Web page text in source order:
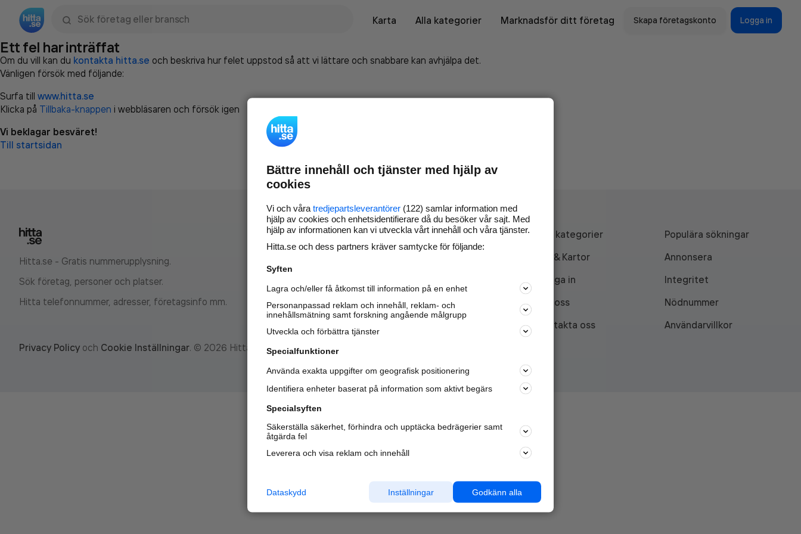
Karta
Alla kategorier Marknadsför ditt företag Skapa företagskonto Logga in
Ett fel har inträffat
Om du vill kan du kontakta hitta.se och beskriva hur felet uppstod så att vi lättare och snabbare kan avhjälpa det.
Vänligen försök med följande:
Surfa till www.hitta.se
Klicka på Tillbaka-knappen i webbläsaren och försök igen
Vi beklagar besväret!
Till startsidan
Hitta.se - Gratis nummerupplysning.
Sök företag, personer och platser.
Hitta telefonnummer, adresser, företagsinfo mm.
Marknadsför företaget på
nya kunder och
samarbetspartners nära dig.
Läs mer här
Alla kategorier
Populära sökningar
API & Kartor
Annonsera
Logga in
Integritet
Om oss
Nödnummer
Kontakta oss
Användarvillkor
Privacy Policy och Cookie Inställningar. © 2026 Hitta.se
Bättre innehåll och tjänster med hjälp av
cookies
Vi och våra tredjepartsleverantörer (122) samlar information med
hjälp av cookies och enhetsidentifierare då du besöker vår sajt. Med
hjälp av informationen kan vi utveckla vårt innehåll och våra tjänster.
Hitta.se och dess partners kräver samtycke för följande:
Syften
Lagra och/eller få åtkomst till information på en enhet
Personanpassad reklam och innehåll, reklam- och
innehållsmätning samt forskning angående målgrupp
Utveckla och förbättra tjänster
Specialfunktioner
Använda exakta uppgifter om geografisk positionering
Identifiera enheter baserat på information som aktivt begärs
Specialsyften
Säkerställa säkerhet, förhindra och upptäcka bedrägerier samt
åtgärda fel
Leverera och visa reklam och innehåll
Godkänn alla
Inställningar
Dataskydd